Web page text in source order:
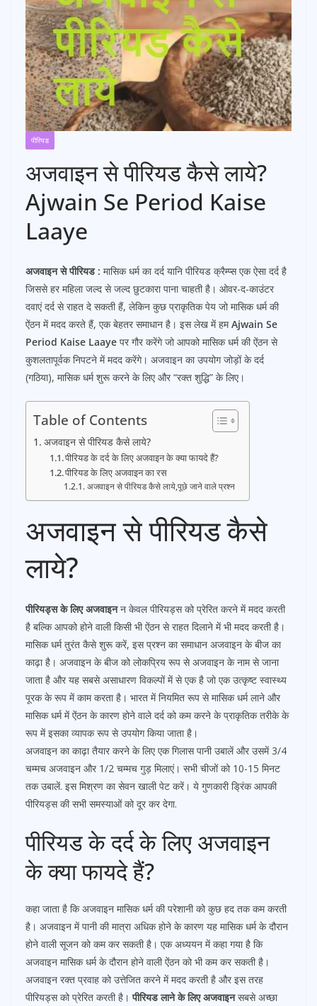
पीरियड
अजवाइन से पीरियड कैसे लाये?
Ajwain Se Period Kaise
Laaye
अजवाइन से पीरियड : मासिक धर्म का दर्द यानि पीरियड क्रैम्प्स एक ऐसा दर्द है
जिससे हर महिला जल्द से जल्द छुटकारा पाना चाहती है। ओवर-द-काउंटर
दवाएं दर्द से राहत दे सकती हैं, लेकिन कुछ प्राकृतिक पेय जो मासिक धर्म की
ऐंठन में मदद करते हैं, एक बेहतर समाधान है। इस लेख में हमAjwain Se
Period Kaise Laaye पर गौर करेंगे जो आपको मासिक धर्म की ऐंठन से
कुशलतापूर्वक निपटने में मदद करेंगे। अजवाइन का उपयोग जोड़ों के दर्द
(गठिया), मासिक धर्म शुरू करने के लिए और “रक्त शुद्धि” के लिए।
Table of Contents
अजवाइन से पीरियड कैसे लाये?
पीरियड के दर्द के लिए अजवाइन के क्या फायदे हैं?
पीरियड के लिए अजवाइन का रस
अजवाइन से पीरियड कैसे लाये,पूछे जाने वाले प्रश्न
अजवाइन से पीरियड कैसे
लाये?
पीरियड्स के लिए अजवाइनन केवल पीरियड्स को प्रेरित करने में मदद करती
है बल्कि आपको होने वाली किसी भी ऐंठन से राहत दिलाने में भी मदद करती है।
मासिक धर्म तुरंत कैसे शुरू करें, इस प्रश्न का समाधान अजवाइन के बीज का
काढ़ा है। अजवाइन के बीज को लोकप्रिय रूप से अजवाइन के नाम से जाना
जाता है और यह सबसे असाधारण विकल्पों में से एक है जो एक उत्कृष्ट स्वास्थ्य
पूरक के रूप में काम करता है। भारत में नियमित रूप से मासिक धर्म लाने और
मासिक धर्म में ऐंठन के कारण होने वाले दर्द को कम करने के प्राकृतिक तरीके के
रूप में इसका व्यापक रूप से उपयोग किया जाता है।
अजवाइन का काढ़ा तैयार करने के लिए एक गिलास पानी उबालें और उसमें 3/4
चम्मच अजवाइन और 1/2 चम्मच गुड़ मिलाएं। सभी चीजों को 10-15 मिनट
तक उबालें. इस मिश्रण का सेवन खाली पेट करें। ये गुणकारी ड्रिंक आपकी
पीरियड्स की सभी समस्याओं को दूर कर देगा.
पीरियड के दर्द के लिए अजवाइन
के क्या फायदे हैं?
कहा जाता है कि अजवाइन मासिक धर्म की परेशानी को कुछ हद तक कम करती
है। अजवाइन में पानी की मात्रा अधिक होने के कारण यह मासिक धर्म के दौरान
होने वाली सूजन को कम कर सकती है। एक अध्ययन में कहा गया है कि
अजवाइन मासिक धर्म के दौरान होने वाली ऐंठन को भी कम कर सकती है।
अजवाइन रक्त प्रवाह को उत्तेजित करने में मदद करती है और इस तरह
पीरियड्स को प्रेरित करती है।पीरियड लाने के लिए अजवाइनसबसे अच्छा